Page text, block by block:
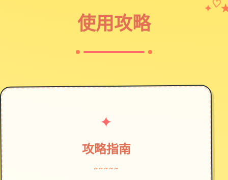
使用攻略
✦ ♡
✦
攻略指南
~~~~~